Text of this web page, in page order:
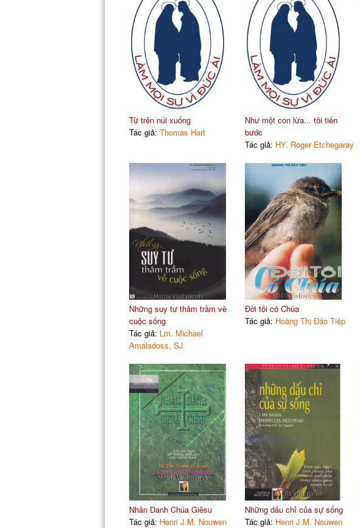
Từ trên núi xuống
Tác giả: Thomas Hart
Như một con lừa... tôi tiến
bước
Tác giả: HY. Roger Etchegaray
Những suy tư thâm trầm về
cuộc sống
Tác giả: Lm. Michael
Amaladoss, SJ
Đời tôi có Chúa
Tác giả: Hoàng Thị Đáo Tiệp
Nhân Danh Chúa Giêsu
Tác giả: Henri J.M. Nouwen
Những dấu chỉ của sự sống
Tác giả: Henri J.M. Nouwen